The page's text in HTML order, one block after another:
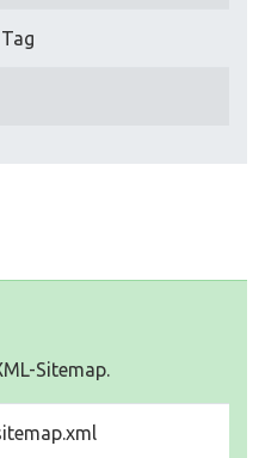
Sitemap.